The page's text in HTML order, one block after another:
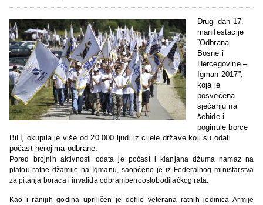
Drugi dan 17.
manifestacije
”Odbrana
Bosne i
Hercegovine –
Igman 2017”,
koja je
posvećena
sjećanju na
šehide i
poginule borce
BiH, okupila je više od 20.000 ljudi iz cijele države koji su odali
počast herojima odbrane.
Pored brojnih aktivnosti odata je počast i klanjana džuma namaz na
platou ratne džamije na Igmanu, saopćeno je iz Federalnog ministarstva
za pitanja boraca i invalida odbrambenooslobodilačkog rata.
Kao i ranijih godina upriličen je defile veterana ratnih jedinica Armije